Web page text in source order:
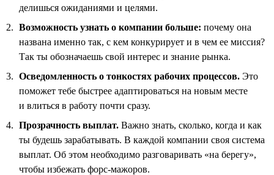
делишься ожиданиями и целями.
Возможность узнать о компании больше: почему она
названа именно так, с кем конкурирует и в чем ее миссия?
Так ты обозначаешь свой интерес и знание рынка.
Осведомленность о тонкостях рабочих процессов. Это
поможет тебе быстрее адаптироваться на новым месте
и влиться в работу почти сразу.
Прозрачность выплат. Важно знать, сколько, когда и как
ты будешь зарабатывать. В каждой компании своя система
выплат. Об этом необходимо разговаривать «на берегу»,
чтобы избежать форс-мажоров.